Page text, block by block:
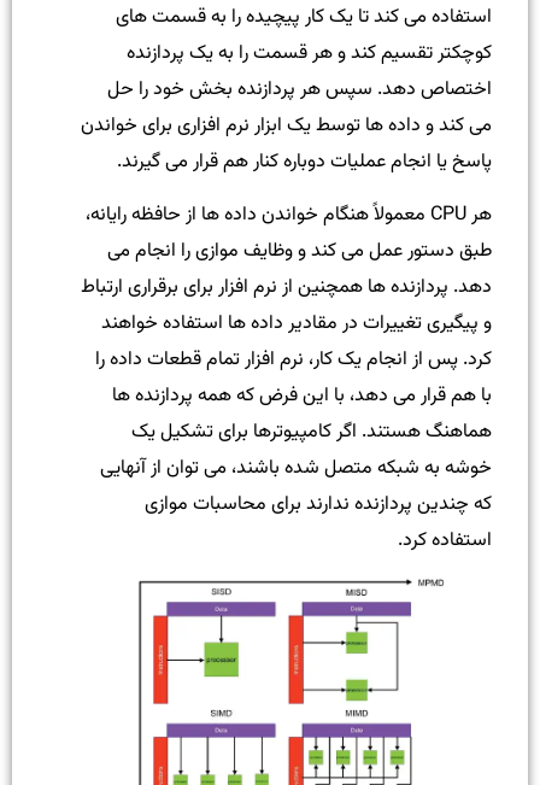
استفاده می کند تا یک کار پیچیده را به قسمت های
کوچکتر تقسیم کند و هر قسمت را به یک پردازنده
اختصاص دهد. سپس هر پردازنده بخش خود را حل
می کند و داده ها توسط یک ابزار نرم افزاری برای خواندن
پاسخ یا انجام عملیات دوباره کنار هم قرار می گیرند.
هر CPU معمولاً هنگام خواندن داده ها از حافظه رایانه،
طبق دستور عمل می کند و وظایف موازی را انجام می
دهد. پردازنده ها همچنین از نرم افزار برای برقراری ارتباط
و پیگیری تغییرات در مقادیر داده ها استفاده خواهند
کرد. پس از انجام یک کار، نرم افزار تمام قطعات داده را
با هم قرار می دهد، با این فرض که همه پردازنده ها
هماهنگ هستند. اگر کامپیوترها برای تشکیل یک
خوشه به شبکه متصل شده باشند، می توان از آنهایی
که چندین پردازنده ندارند برای محاسبات موازی
استفاده کرد.